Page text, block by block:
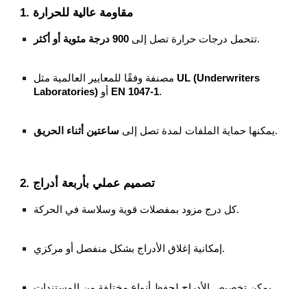
1. مقاومة عالية للحرارة
تتحمل درجات حرارة تصل إلى 900 درجة مئوية أو أكثر .
مصنفة وفقًا للمعايير العالمية مثلUL (Underwriters
Laboratories)
EN 1047-1.
يمكنها حماية الملفات لمدة تصل إلى ساعتين أثناء الحريق .
2. تصميم عملي بأربعة أدراج
كل درج مزود بمفصلات قوية وسلاسة في الحركة.
إمكانية إغلاق الأدراج بشكل منفصل أو مركزي.